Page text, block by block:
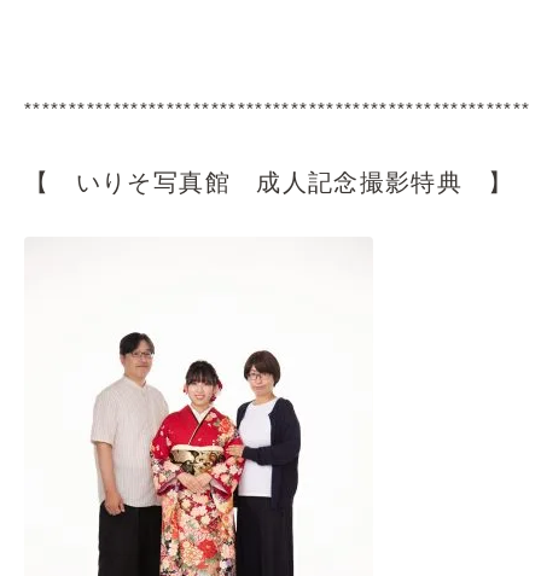
*********************************************************
【 いりそ写真館 成人記念撮影特典 】